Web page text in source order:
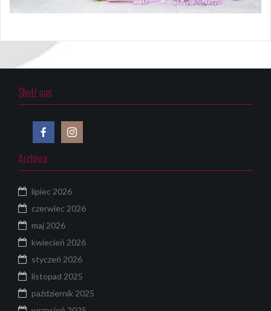
Śledź nas
Archiwa
lipiec 2026
czerwiec 2026
maj 2026
kwiecień 2026
styczeń 2026
listopad 2025
październik 2025